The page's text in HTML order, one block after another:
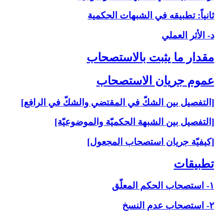
ثانياً: تطبيقه في الشبهات الحكمية
د- الأثر العملي
مقدار ما يثبت بالاستصحاب‏
عموم جريان الاستصحاب‏
[التفصيل بين الشكّ في المقتضي والشكّ في الرافع]
[التفصيل بين الشبهة الحكميّة والموضوعيّة]
[كيفيّة جريان استصحاب المجعول]
تطبيقات‏
۱- استصحاب الحكم المعلّق
۲- استصحاب عدم النسخ